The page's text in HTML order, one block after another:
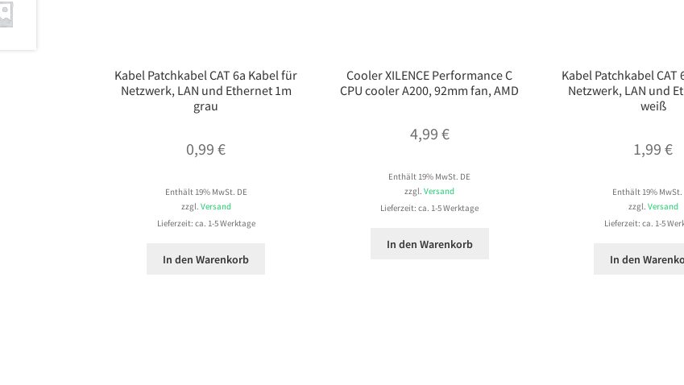
Kabel Patchkabel CAT 6a Kabel für
Netzwerk, LAN und Ethernet 1m
grau
0,99€
Enthält 19% MwSt. DE
zzgl. Versand
Lieferzeit: ca. 1-5 Werktage
In den Warenkorb
Cooler XILENCE Performance C
CPU cooler A200, 92mm fan, AMD
4,99 €
Enthält 19% MwSt. DE
zzgl.Versand
Lieferzeit: ca. 1-5 Werktage
In den Warenkorb
Kabel Patchkabel CAT
Netzwerk, LAN und
weiß
1,99€
Enthält 19% MwSt.
zzgl. Versand
Lieferzeit: ca. 1-5
In den